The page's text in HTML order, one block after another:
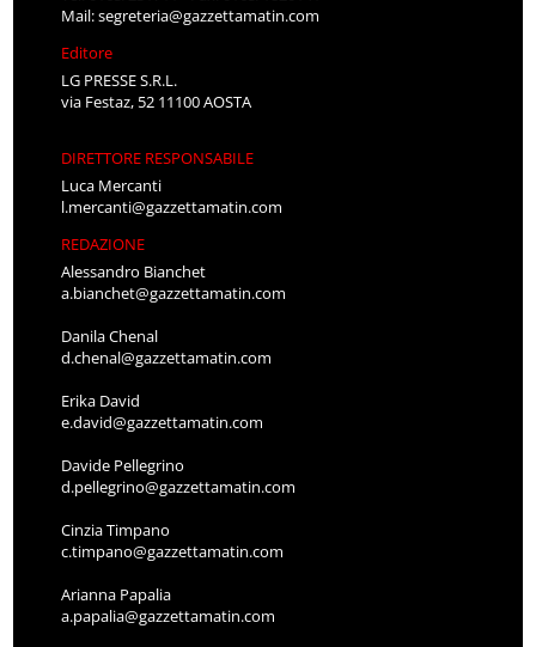
Mail:segreteria@gazzettamatin.com
Editore
LG PRESSE S.R.L.
via Festaz, 52 11100 AOSTA
DIRETTORE RESPONSABILE
Luca Mercanti
l.mercanti@gazzettamatin.com
REDAZIONE
Alessandro Bianchet
a.bianchet@gazzettamatin.com
Danila Chenal
d.chenal@gazzettamatin.com
Erika David
e.david@gazzettamatin.com
Davide Pellegrino
d.pellegrino@gazzettamatin.com
Cinzia Timpano
c.timpano@gazzettamatin.com
Arianna Papalia
a.papalia@gazzettamatin.com